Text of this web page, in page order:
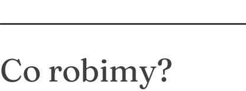
Co robimy?